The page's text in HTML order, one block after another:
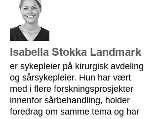
Isabella Stokka Landmark
er sykepleier på kirurgisk avdeling
og sårsykepleier. Hun har vært
med i flere forskningsprosjekter
innenfor sårbehandling, holder
foredrag om samme tema og har